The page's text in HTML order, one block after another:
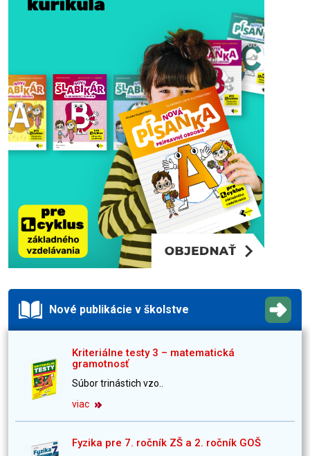
Nové publikácie v školstve
Kriteriálne testy 3 – matematická
gramotnosť
Súbor trinástich vzo..
viac
Fyzika pre 7. ročník ZŠ a 2. ročník GOŠ